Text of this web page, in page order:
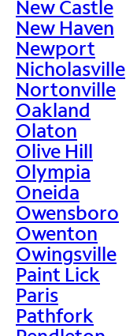
New Castle
New Haven
Newport
Nicholasville
Nortonville
Oakland
Olaton
Olive Hill
Olympia
Oneida
Owensboro
Owenton
Owingsville
Paint Lick
Paris
Pathfork